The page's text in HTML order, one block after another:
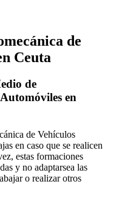
de
Ceuta
de
en
de Vehículos
en caso que se realicen
estas formaciones
y no adaptarsea las
o realizar otros